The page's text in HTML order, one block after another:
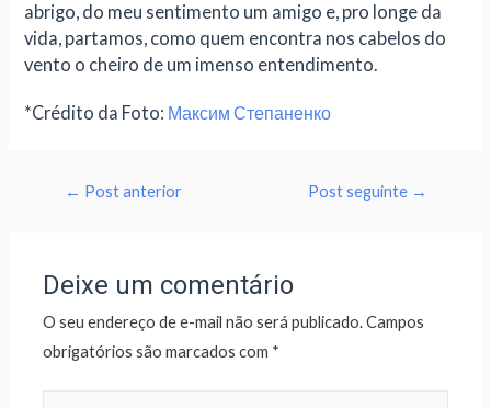
abrigo, do meu sentimento um amigo e, pro longe da
vida, partamos, como quem encontra nos cabelos do
vento o cheiro de um imenso entendimento.
*Crédito da Foto: Максим Степаненко
← Post anterior Post seguinte →
Deixe um comentário
O seu endereço de e-mail não será publicado.Campos
obrigatórios são marcados com *